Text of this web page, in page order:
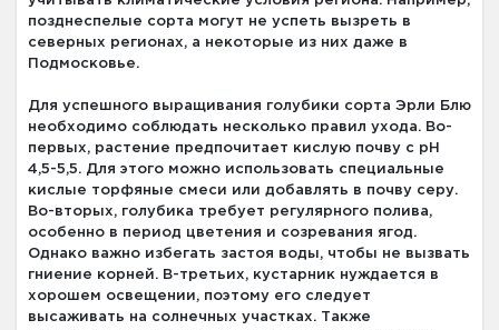
позднеспелые сорта могут не успеть вызреть в
северных регионах, а некоторые из них даже в
Подмосковье.
Для успешного выращивания голубики сорта Эрли Блю
необходимо соблюдать несколько правил ухода. Во-
первых, растение предпочитает кислую почву с pH
4,5-5,5. Для этого можно использовать специальные
кислые торфяные смеси или добавлять в почву серу.
Во-вторых, голубика требует регулярного полива,
особенно в период цветения и созревания ягод.
Однако важно избегать застоя воды, чтобы не вызвать
гниение корней. В-третьих, кустарник нуждается в
хорошем освещении, поэтому его следует
высаживать на солнечных участках. Также